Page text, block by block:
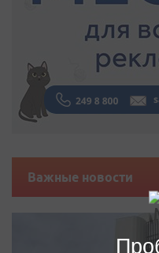
Важные новости